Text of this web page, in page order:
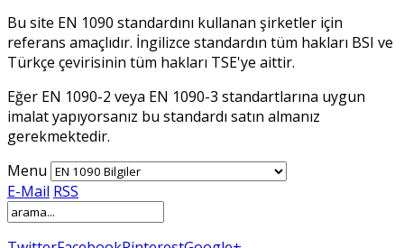
Bu site EN 1090 standardını kullanan şirketler için
referans amaçlıdır. İngilizce standardın tüm hakları BSI ve
Türkçe çevirisinin tüm hakları TSE'ye aittir.
Eğer EN 1090-2 veya EN 1090-3 standartlarına uygun
imalat yapıyorsanız bu standardı satın almanız
gerekmektedir.
Menu
E-Mail RSS